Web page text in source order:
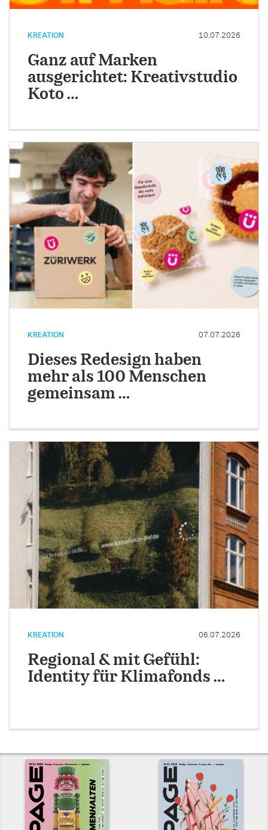
KREATION 10.07.2026
Ganz auf Marken
ausgerichtet: Kreativstudio
Koto …
KREATION 07.07.2026
Dieses Redesign haben
mehr als 100 Menschen
gemeinsam …
KREATION 06.07.2026
Regional & mit Gefühl:
Identity für Klimafonds …